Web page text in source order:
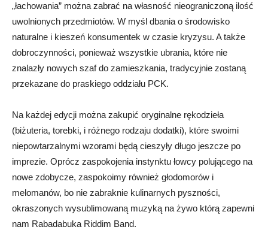
„łachowania” można zabrać na własność nieograniczoną ilość
uwolnionych przedmiotów. W myśl dbania o środowisko
naturalne i kieszeń konsumentek w czasie kryzysu. A także
dobroczynności, ponieważ wszystkie ubrania, które nie
znalazły nowych szaf do zamieszkania, tradycyjnie zostaną
przekazane do praskiego oddziału PCK.
Na każdej edycji można zakupić oryginalne rękodzieła
(biżuteria, torebki, i różnego rodzaju dodatki), które swoimi
niepowtarzalnymi wzorami będą cieszyły długo jeszcze po
imprezie. Oprócz zaspokojenia instynktu łowcy polującego na
nowe zdobycze, zaspokoimy również głodomorów i
melomanów, bo nie zabraknie kulinarnych pyszności,
okraszonych wysublimowaną muzyką na żywo którą zapewni
nam Rabadabuka Riddim Band.